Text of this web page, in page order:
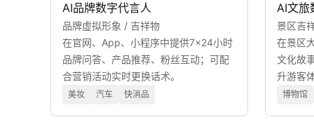
AI品牌数字代言人
品牌虚拟形象 / 吉祥物
在官网、App、小程序中提供7×24小时
品牌问答、产品推荐、粉丝互动；可配
合营销活动实时更换话术。
美妆 汽车 快消品
AI文旅
景区吉
在景区
文化故
升游客
博物馆